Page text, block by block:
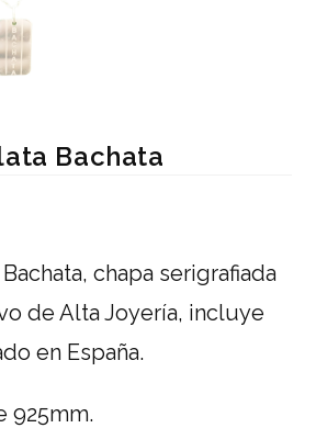
Bachata
chapa serigrafiada
de Alta Joyería, incluye
en España.
925mm.